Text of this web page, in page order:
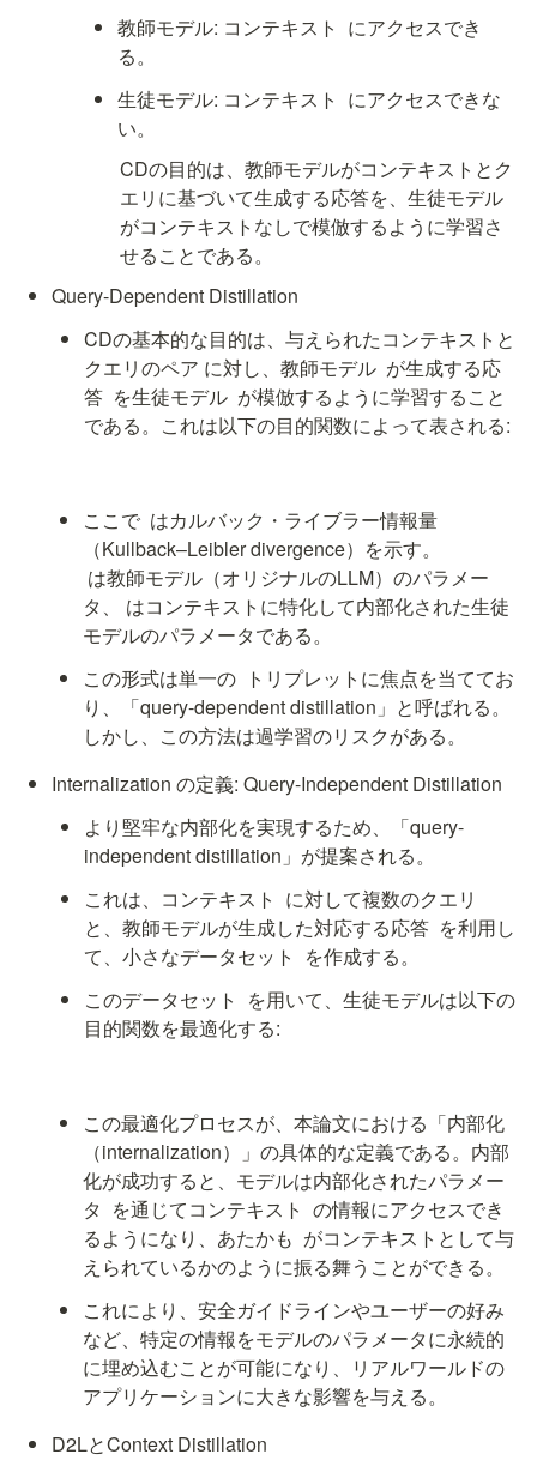
教師モデル: コンテキスト にアクセスでき
る。
生徒モデル: コンテキスト にアクセスできな
い。
CDの目的は、教師モデルがコンテキストとク
エリに基づいて生成する応答を、生徒モデル
がコンテキストなしで模倣するように学習さ
せることである。
Query-Dependent Distillation
CDの基本的な目的は、与えられたコンテキストと
クエリのペア に対し、教師モデル が生成する応
答 を生徒モデル が模倣するように学習すること
である。これは以下の目的関数によって表される:
ここで はカルバック・ライブラー情報量
は教師モデル（オリジナルのLLM）のパラメー
タ、
はコンテキストに特化して内部化された生徒
モデルのパラメータである。
この形式は単一の
トリプレットに焦点を当ててお
り、「query-dependent distillation」と呼ばれる。
しかし、この方法は過学習のリスクがある。
Internalization の定義: Query-Independent Distillation
より堅牢な内部化を実現するため、「query-
independent distillation」が提案される。
これは、コンテキスト に対して複数のクエリ
と、教師モデルが生成した対応する応答 を利用し
て、小さなデータセット
を作成する。
このデータセット
を用いて、生徒モデルは以下の
目的関数を最適化する:
この最適化プロセスが、本論文における「内部化
（internalization）」の具体的な定義である。内部
化が成功すると、モデルは内部化されたパラメー
タ を通じてコンテキスト の情報にアクセスでき
るようになり、あたかも がコンテキストとして与
えられているかのように振る舞うことができる。
これにより、安全ガイドラインやユーザーの好み
など、特定の情報をモデルのパラメータに永続的
に埋め込むことが可能になり、リアルワールドの
アプリケーションに大きな影響を与える。
D2LとContext Distillation